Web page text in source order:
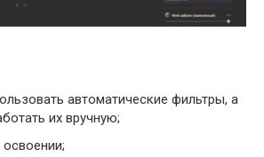
автоматические фильтры, а
их вручную;